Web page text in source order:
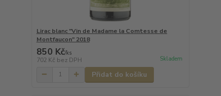
Lirac blanc "Vin de Madame la Comtesse de
Montfaucon" 2018
850 Kč/ks
702 Kč bez DPH Skladem
Přidat do košíku